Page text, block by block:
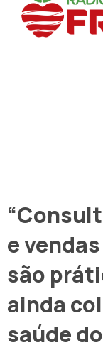
e
são
ainda
saúde